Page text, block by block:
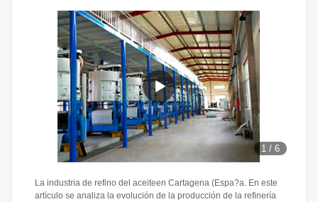
1 /6
La industria de refino del aceiteen Cartagena (Espa?a. En este
artículo se analiza la evolución de la producción de la refinería